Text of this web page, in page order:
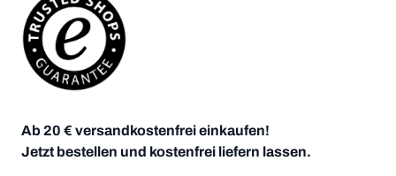
Ab 20 € versandkostenfrei einkaufen!
Jetzt bestellen und kostenfrei liefern lassen.